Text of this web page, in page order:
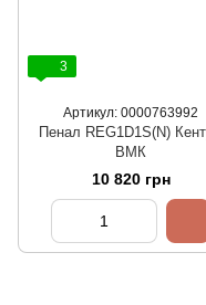
3
Артикул: 0000763992
Пенал REG1D1S(N)
ВМК
10 820 грн